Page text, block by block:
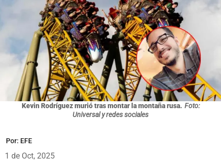
Kevin Rodríguez murió tras montar la montaña rusa. Foto:
Universal y redes sociales
Por: EFE
1 de Oct, 2025